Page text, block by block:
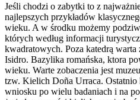
Jeśli chodzi o zabytki to z
najlepszych przykładów
wieku. A w środku możemy
których według informacji
kwadratowych. Poza katedrą warta
Isidro. Bazylika romańska, ktora
wieku. Warte zobaczenia jest
tzw. Kielich Doña Urraca. Ostatnio
wniosku po wielu badaniach i na